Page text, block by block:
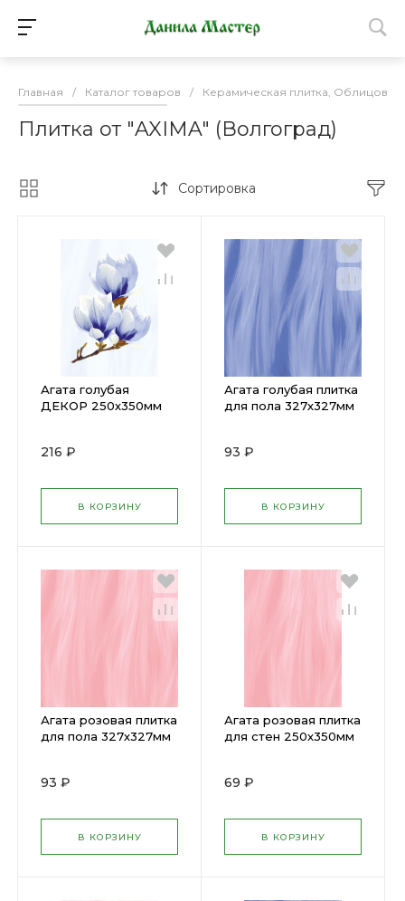
Главная / Каталог товаров / Керамическая плитка,
Плитка от "AXIMA" (Волгоград)
Сортировка
Агата голубая
ДЕКОР 250х350мм
216 ₽
В КОРЗИНУ
Агата голубая плитка
для пола 327х327мм
93 ₽
В КОРЗИНУ
Агата розовая плитка
для пола 327х327мм
93 ₽
В КОРЗИНУ
Агата розовая плитка
для стен 250х350мм
69 ₽
В КОРЗИНУ